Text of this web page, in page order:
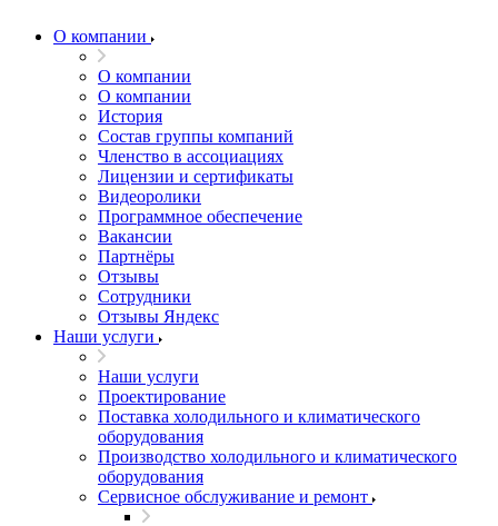
О компании
О компании
О компании
История
Состав группы компаний
Членство в ассоциациях
Лицензии и сертификаты
Видеоролики
Программное обеспечение
Вакансии
Партнёры
Отзывы
Сотрудники
Отзывы Яндекс
Наши услуги
Наши услуги
Проектирование
Поставка холодильного и климатического
оборудования
Производство холодильного и климатического
оборудования
Сервисное обслуживание и ремонт